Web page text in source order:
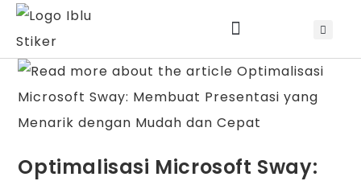
Optimalisasi Microsoft Sway: